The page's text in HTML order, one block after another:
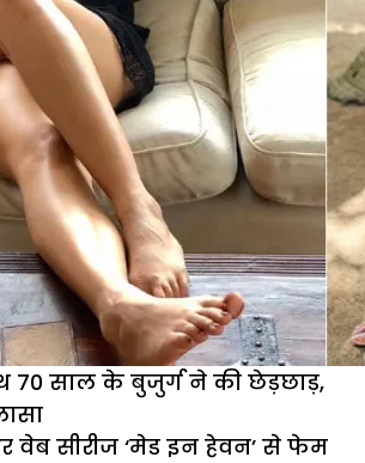
70 साल के बुजुर्ग ने की छेड़छाड़,
वेब सीरीज ‘मेड इन हेवन’ से फेम